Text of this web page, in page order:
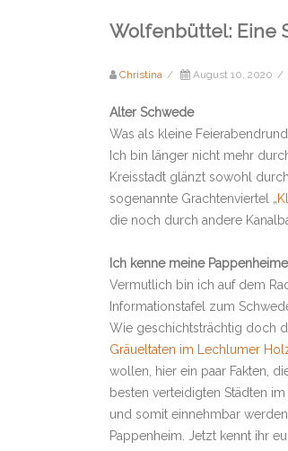
Wolfenbüttel: Eine
Christina / August 10, 2020 /
Alter Schwede
Was als kleine
Ich bin länger nicht mehr
Kreisstadt glänzt sowohl
sogenannte Grachtenviertel „
die noch durch andere
Ich kenne meine
Vermutlich bin ich auf dem
Informationstafel zum
Wie geschichtsträchtig doch
Gräueltaten im Lechlumer
wollen, hier ein paar Fakten,
besten verteidigten Städten
und somit einnehmbar
Pappenheim. Jetzt kennt ihr